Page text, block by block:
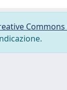
Commons